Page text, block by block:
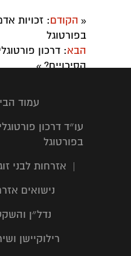
« הקודם: זכויות
בפורטוגל
הבא: דרכון
הסיכויים?»
עמוד
עו״ד דרכון
בפורטוגל
|
אזרחות לבני
נישואים
נדל״ן
רילוקיישן